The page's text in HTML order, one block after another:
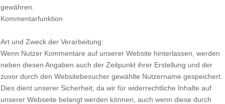
gewähren.
Kommentarfunktion
Art und Zweck der Verarbeitung:
Wenn Nutzer Kommentare auf unserer Website hinterlassen, werden
neben diesen Angaben auch der Zeitpunkt ihrer Erstellung und der
zuvor durch den Websitebesucher gewählte Nutzername gespeichert.
Dies dient unserer Sicherheit, da wir für widerrechtliche Inhalte auf
unserer Webseite belangt werden können, auch wenn diese durch